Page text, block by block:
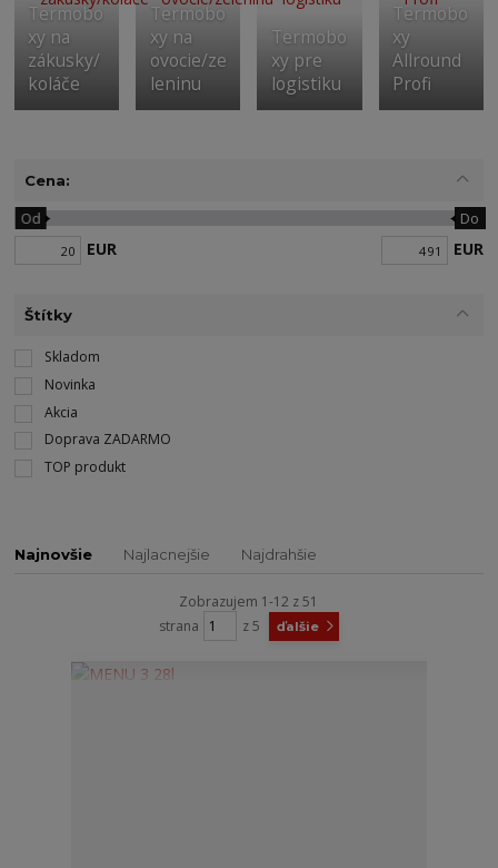
Termobo
xy na
zákusky/
koláče
Termobo
xy na
ovocie/ze
leninu
Termobo
xy pre
logistiku
Termobo
xy
Allround
Profi
Cena:
EUR
Od Do
EUR
Štítky
Skladom
Novinka
Akcia
Doprava ZADARMO
TOP produkt
Najnovšie Najlacnejšie Najdrahšie
Zobrazujem 1-12 z 51
strana
z 5 ďalšie